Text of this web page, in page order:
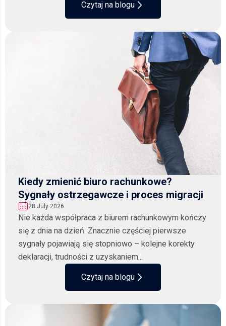
Czytaj na blogu
Kiedy zmienić biuro rachunkowe?
Sygnały ostrzegawcze i proces migracji
28 July 2026
Nie każda współpraca z biurem rachunkowym kończy
się z dnia na dzień. Znacznie częściej pierwsze
sygnały pojawiają się stopniowo – kolejne korekty
deklaracji, trudności z uzyskaniem...
Czytaj na blogu